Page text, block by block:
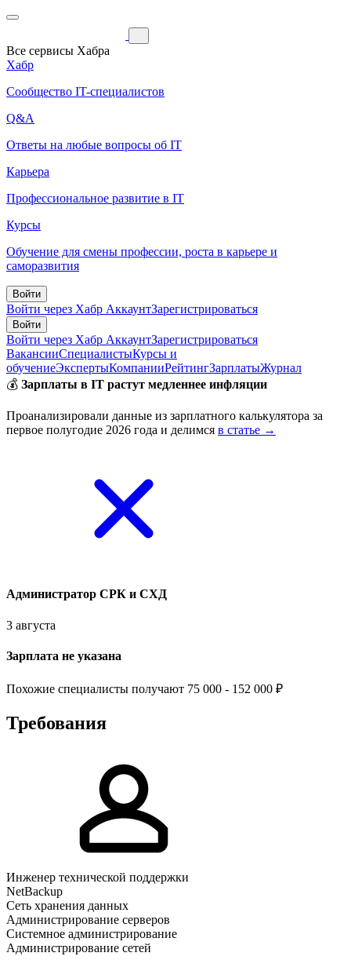
Все сервисы Хабра
Хабр
Сообщество IT-специалистов
Q&A
Ответы на любые вопросы об IT
Карьера
Профессиональное развитие в IT
Курсы
Обучение для смены профессии, роста в карьере и
саморазвития
Войти
Войти через Хабр АккаунтЗарегистрироваться
Войти
Войти через Хабр АккаунтЗарегистрироваться
ВакансииСпециалистыКурсы и
обучениеЭкспертыКомпанииРейтингЗарплатыЖурнал
💰 Зарплаты в IT растут медленнее инфляции
Проанализировали данные из зарплатного калькулятора за
первое полугодие 2026 года и делимся в статье →
Администратор СРК и СХД
3 августа
Зарплата не указана
Похожие специалисты получают 75 000 - 152 000 ₽
Требования
Инженер технической поддержки
NetBackup
Сеть хранения данных
Администрирование серверов
Системное администрирование
Администрирование сетей